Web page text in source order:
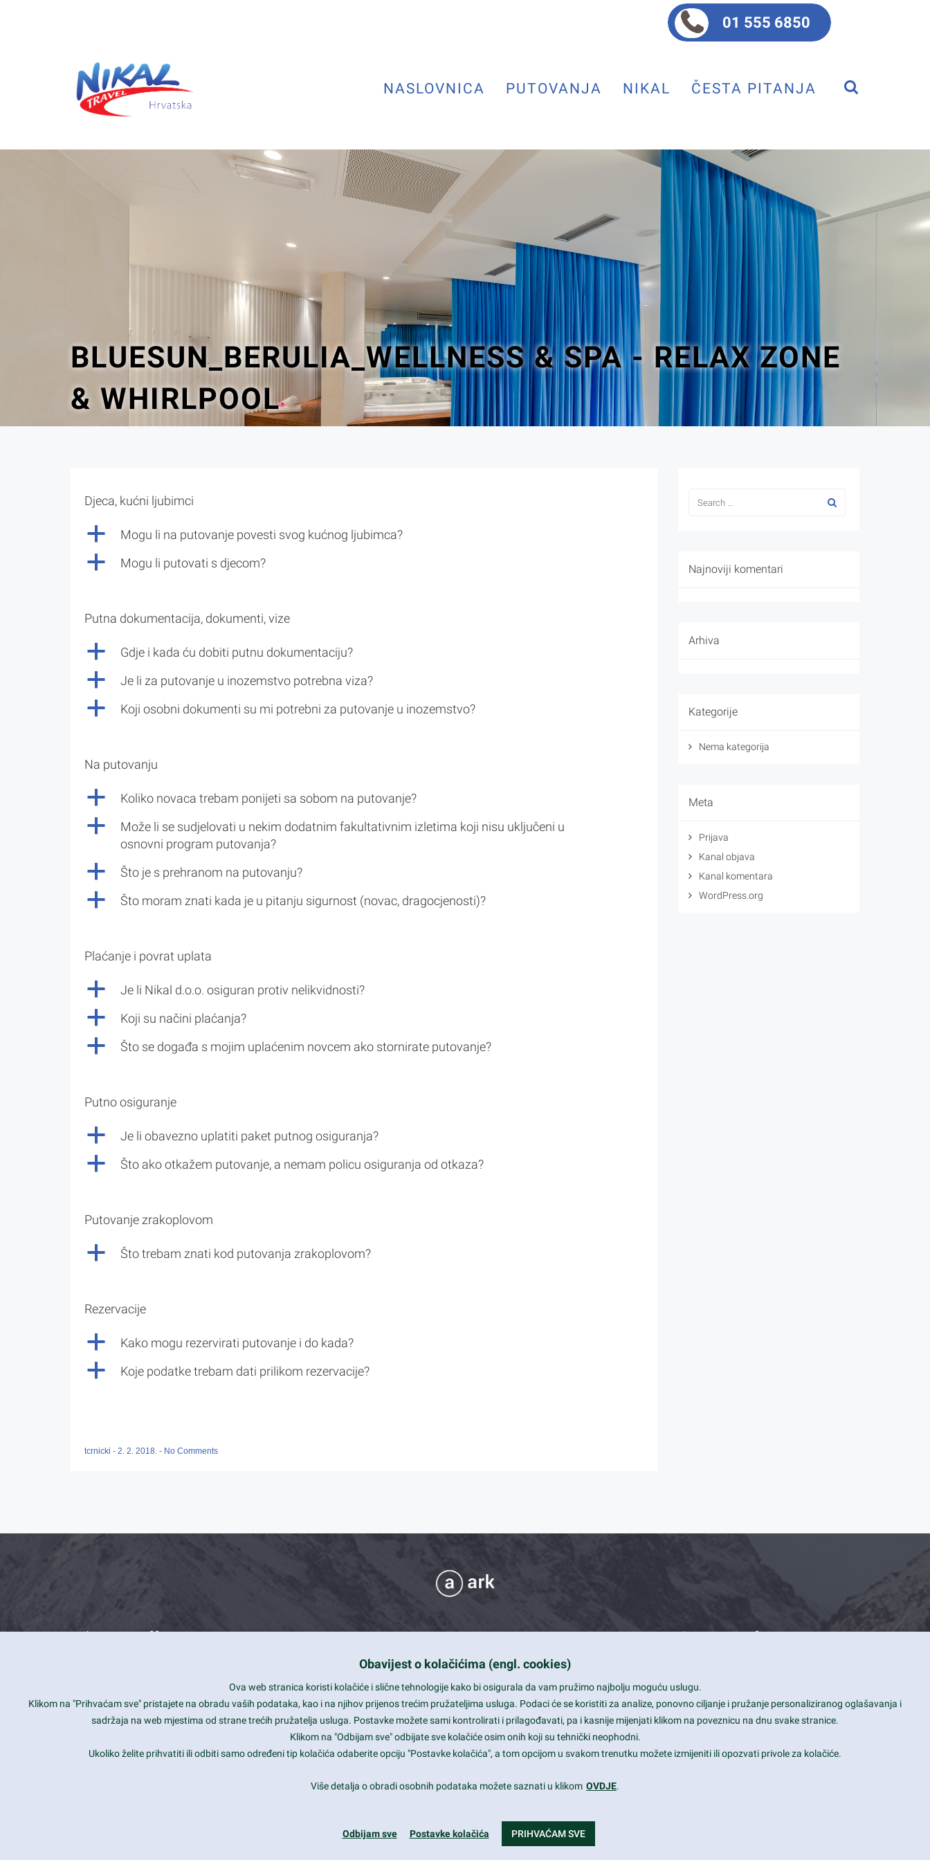
01 555 6850
NASLOVNICA PUTOVANJA NIKAL ČESTA PITANJA
BLUESUN_BERULIA_WELLNESS & SPA - RELAX ZONE
& WHIRLPOOL
Djeca, kućni ljubimci
a Mogu li na putovanje povesti svog kućnog ljubimca?
a Mogu li putovati s djecom?
Putna dokumentacija, dokumenti, vize
a Gdje i kada ću dobiti putnu dokumentaciju?
a Je li za putovanje u inozemstvo potrebna viza?
a Koji osobni dokumenti su mi potrebni za putovanje u inozemstvo?
Na putovanju
a Koliko novaca trebam ponijeti sa sobom na putovanje?
a
Može li se sudjelovati u nekim dodatnim fakultativnim izletima koji nisu uključeni u
osnovni program putovanja?
a Što je s prehranom na putovanju?
a Što moram znati kada je u pitanju sigurnost (novac, dragocjenosti)?
Plaćanje i povrat uplata
a Je li Nikal d.o.o. osiguran protiv nelikvidnosti?
a Koji su načini plaćanja?
a Što se događa s mojim uplaćenim novcem ako stornirate putovanje?
Putno osiguranje
a Je li obavezno uplatiti paket putnog osiguranja?
a Što ako otkažem putovanje, a nemam policu osiguranja od otkaza?
Putovanje zrakoplovom
a Što trebam znati kod putovanja zrakoplovom?
Rezervacije
a Kako mogu rezervirati putovanje i do kada?
a Koje podatke trebam dati prilikom rezervacije?
tcrnicki - 2. 2. 2018. - No Comments
Najnoviji komentari
Arhiva
Kategorije
Nema kategorija
Meta
Prijava
Kanal objava
Kanal komentara
WordPress.org
What we offer
Is your website user friendly?
Ark offers weekly stunning designs.
Why our customers love Ark?
Smart and beautiful design
Unlimited Eelements
Mobile ready
Contact Info
View, CA 94043
+1 650-253-0000
Daily: 9:00 am - 6:00 pm
Obavijest o kolačićima (engl. cookies)
Ova web stranica koristi kolačiće i slične tehnologije kako bi osigurala da vam pružimo najbolju moguću uslugu.
Klikom na "Prihvaćam sve" pristajete na obradu vaših podataka, kao i na njihov prijenos trećim pružateljima usluga. Podaci će se koristiti za analize, ponovno ciljanje i pružanje personaliziranog oglašavanja i
sadržaja na web mjestima od strane trećih pružatelja usluga. Postavke možete sami kontrolirati i prilagođavati, pa i kasnije mijenjati klikom na poveznicu na dnu svake stranice.
Klikom na "Odbijam sve" odbijate sve kolačiće osim onih koji su tehnički neophodni.
Ukoliko želite prihvatiti ili odbiti samo određeni tip kolačića odaberite opciju "Postavke kolačića", a tom opcijom u svakom trenutku možete izmijeniti ili opozvati privole za kolačiće.
Više detalja o obradi osobnih podataka možete saznati u klikom OVDJE.
Odbijam sve Postavke kolačića PRIHVAĆAM SVE